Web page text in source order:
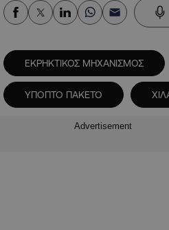
ΕΚΡΗΚΤΙΚΟΣ ΜΗΧΑΝΙΣΜΟΣ
ΥΠΟΠΤΟ ΠΑΚΕΤΟ
Advertisement